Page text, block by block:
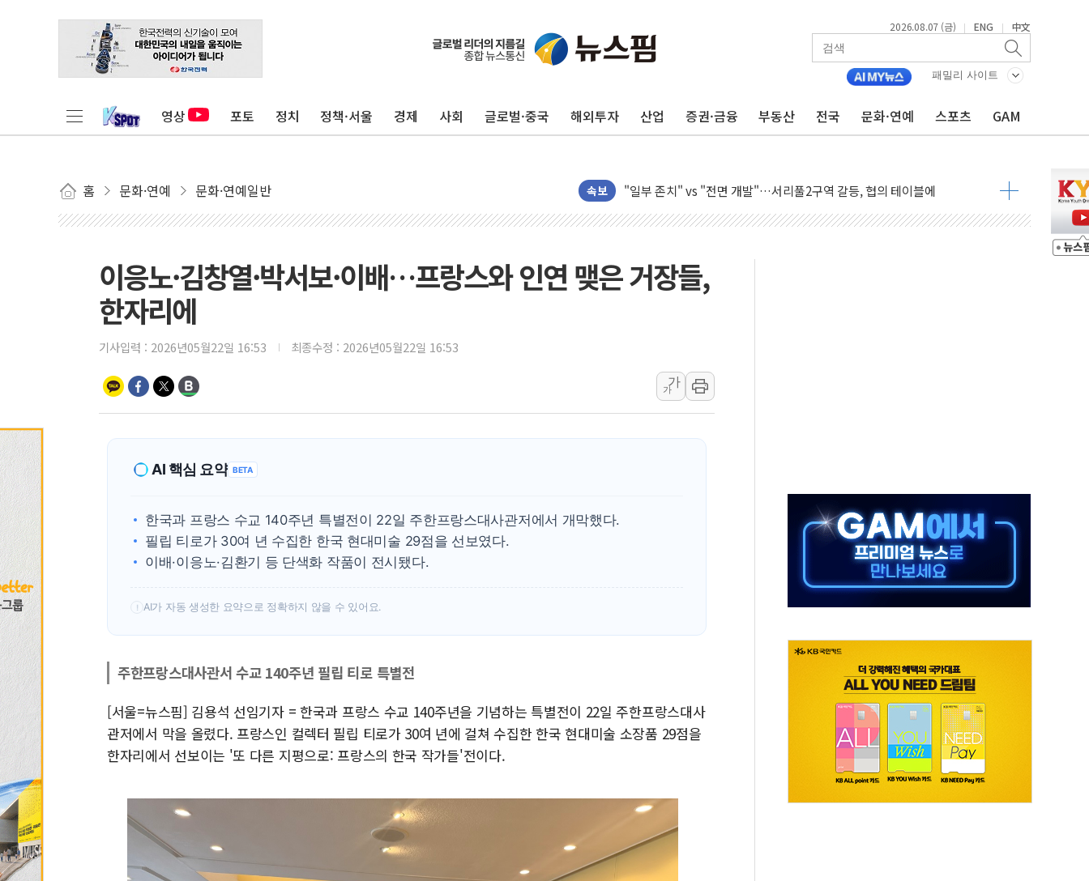
2026.08.07 (금) | ENG | 中文
패밀리 사이트
영상 포토 정치 정책·서울 경제 사회 글로벌·중국 해외투자 산업 증권·금융 부동산 전국 문화·연예 스포츠 GAM
홈 문화·연예 문화·연예일반 속보
서울시, 정비사업으로 주택 36% 늘었다...공급부족 전 시장 규제 탓 커
신인류콘텐츠, 핀란드 AI 기업 Audission Oy와 운영 파트너십 체결
[AI 카드뉴스] 기후변화가 바꾼 대한민국 여름
국민의힘 윤리위, '부산 돌려차기 발언' 논란 서범수·진종오 징계절차 개시
전남광주 구례 산불 32분 만에 주불 진화...인명피해 없어
캠코, 5918억원 규모 압류재산 1506건 공매
[종합] 청도 흥선리 야산 산불 1시간36분만에 주불진화....인명피해 없어
한미 법카 제보자 "신동국과 무관…자료는 전·현직 직원으로부터 확보"
SKT, '8월 월간 럭키 페스타' 실시...휴대폰 결제 최대 6000원 할인
LG헬로비전 '헬로모바일', 교보문고 제휴 전자책 요금제 출시
해군1함대 '창설 80주년' 기념식...지역축제 '불금전파, 송정'과 상생
이응노·김창열·박서보·이배…프랑스와 인연 맺은 거장들,
한자리에
기사입력 : 2026년05월22일 16:53 최종수정 : 2026년05월22일 16:53
가
가
AI 핵심 요약 BETA
한국과 프랑스 수교 140주년 특별전이 22일 주한프랑스대사관저에서 개막했다.
필립 티로가 30여 년 수집한 한국 현대미술 29점을 선보였다.
이배·이응노·김환기 등 단색화 작품이 전시됐다.
! AI가 자동 생성한 요약으로 정확하지 않을 수 있어요.
주한프랑스대사관서 수교 140주년 필립 티로 특별전
[서울=뉴스핌] 김용석 선임기자 = 한국과 프랑스 수교 140주년을 기념하는 특별전이 22일 주한프랑스대사
관저에서 막을 올렸다. 프랑스인 컬렉터 필립 티로가 30여 년에 걸쳐 수집한 한국 현대미술 소장품 29점을
한자리에서 선보이는 '또 다른 지평으로: 프랑스의 한국 작가들'전이다.